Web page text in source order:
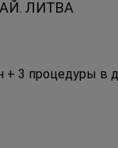
ЛИТВА
+ 3 процедуры в